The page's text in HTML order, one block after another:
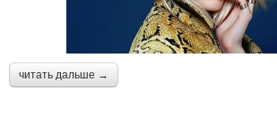
читать дальше →